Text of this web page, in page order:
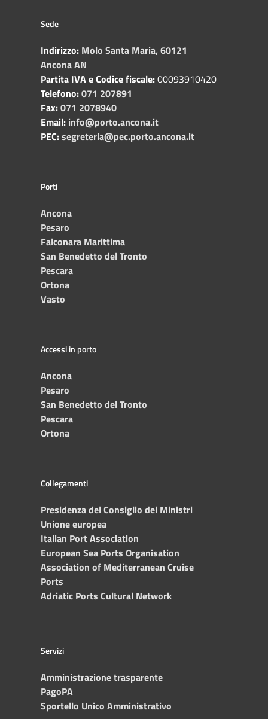
Sede
Indirizzo: Molo Santa Maria, 60121
Ancona AN
Partita IVA e Codice fiscale:00093910420
Telefono:071 207891
Fax:071 2078940
Email: info@porto.ancona.it
PEC:segreteria@pec.porto.ancona.it
Porti
Ancona
Pesaro
Falconara Marittima
San Benedetto del Tronto
Pescara
Ortona
Vasto
Accessi in porto
Ancona
Pesaro
San Benedetto del Tronto
Pescara
Ortona
Collegamenti
Presidenza del Consiglio dei Ministri
Unione europea
Italian Port Association
European Sea Ports Organisation
Association of Mediterranean Cruise
Ports
Adriatic Ports Cultural Network
Servizi
Amministrazione trasparente
PagoPA
Sportello Unico Amministrativo